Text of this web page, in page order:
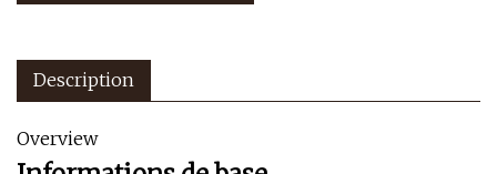
Description
Overview